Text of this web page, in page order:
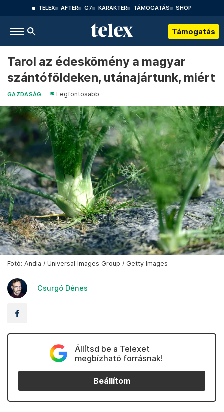
TELEX AFTER G7 KARAKTER TÁMOGATÁS SHOP
Támogatás
Tarol az édeskömény a magyar
szántóföldeken, utánajártunk, miért
GAZDASÁG Legfontosabb
Fotó: Andia / Universal Images Group / Getty Images
Csurgó Dénes
Állítsd be a Telexet
megbízható forrásnak!
Beállítom